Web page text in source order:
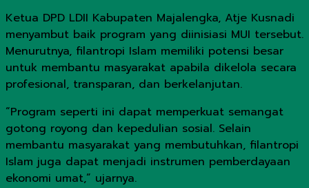
Ketua DPD LDII Kabupaten Majalengka, Atje Kusnadi
menyambut baik program yang diinisiasi MUI tersebut.
Menurutnya, filantropi Islam memiliki potensi besar
untuk membantu masyarakat apabila dikelola secara
profesional, transparan, dan berkelanjutan.
“Program seperti ini dapat memperkuat semangat
gotong royong dan kepedulian sosial. Selain
membantu masyarakat yang membutuhkan, filantropi
Islam juga dapat menjadi instrumen pemberdayaan
ekonomi umat,” ujarnya.